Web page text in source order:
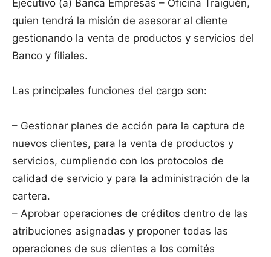
Ejecutivo (a) Banca Empresas – Oficina Traiguén,
quien tendrá la misión de asesorar al cliente
gestionando la venta de productos y servicios del
Banco y filiales.
Las principales funciones del cargo son:
– Gestionar planes de acción para la captura de
nuevos clientes, para la venta de productos y
servicios, cumpliendo con los protocolos de
calidad de servicio y para la administración de la
cartera.
– Aprobar operaciones de créditos dentro de las
atribuciones asignadas y proponer todas las
operaciones de sus clientes a los comités